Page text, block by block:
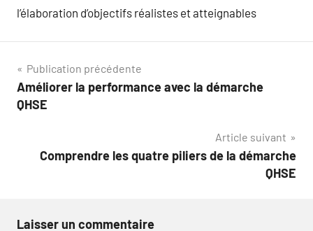
l’élaboration d’objectifs réalistes et atteignables
Navigation
de
Publication précédente
Améliorer la performance avec la démarche
QHSE
Article suivant
Comprendre les quatre piliers de la démarche
QHSE
Laisser un commentaire